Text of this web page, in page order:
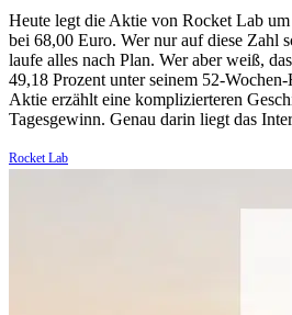
Heute legt die Aktie von Rocket Lab
bei 68,00 Euro. Wer nur auf diese Zahl
laufe alles nach Plan. Wer aber weiß,
49,18 Prozent unter seinem 52-
Aktie erzählt eine komplizierteren
Tagesgewinn. Genau darin liegt das
Rocket Lab